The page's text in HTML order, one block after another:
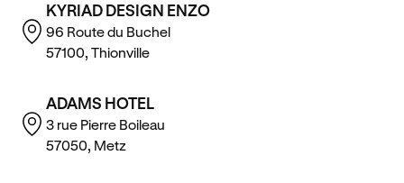
KYRIAD DESIGN ENZO
96 Route du Buchel
57100, Thionville
ADAMS HOTEL
3 rue Pierre Boileau
57050, Metz